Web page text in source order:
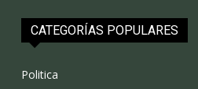
CATEGORÍAS POPULARES
Politica